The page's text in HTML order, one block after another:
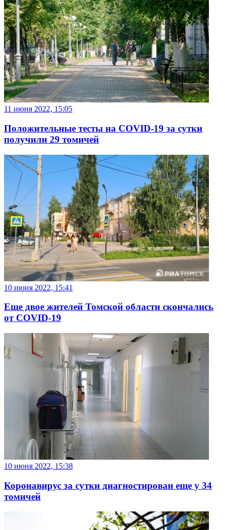
11 июня 2022, 15:05
Положительные тесты на COVID-19 за сутки
получили 29 томичей
10 июня 2022, 15:41
Еще двое жителей Томской области скончались
от COVID-19
10 июня 2022, 15:38
Коронавирус за сутки диагностирован еще у 34
томичей